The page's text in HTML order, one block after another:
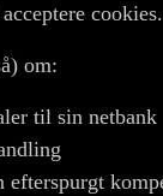
cookies.
om:
til sin netbank
efterspurgt